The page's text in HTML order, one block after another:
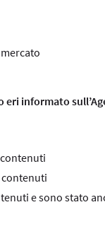
informato
contenuti
e sono stato